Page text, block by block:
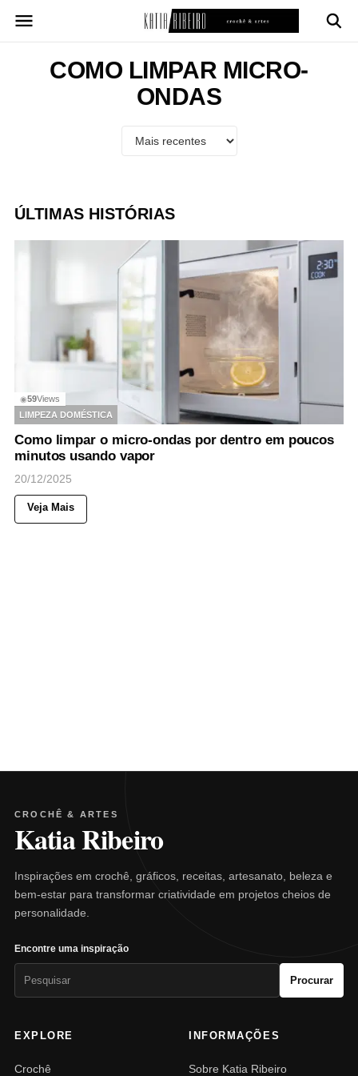
para
conteúdoCOMO LIMPAR MICRO-
ONDAS
ÚLTIMAS HISTÓRIAS
◉59Views
LIMPEZA DOMÉSTICA
Como limpar o micro-ondas por dentro em poucos
minutos usando vapor
20/12/2025
Veja Mais
CROCHÊ & ARTES
Katia Ribeiro
Inspirações em crochê, gráficos, receitas, artesanato, beleza e
bem-estar para transformar criatividade em projetos cheios de
personalidade.
Encontre uma inspiração
Procurar
EXPLORE
Crochê
INFORMAÇÕES
Sobre Katia Ribeiro